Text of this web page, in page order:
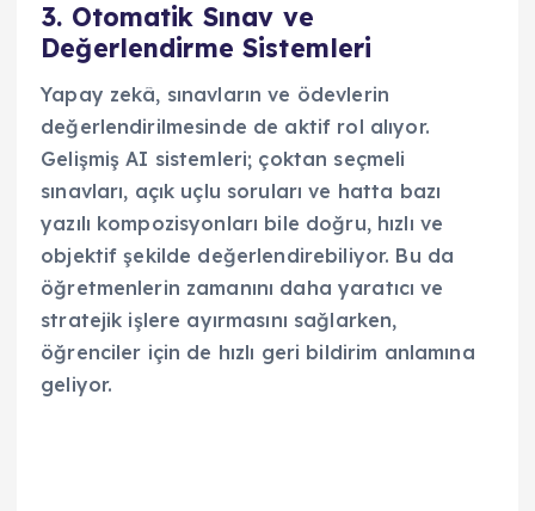
3. Otomatik Sınav ve
Değerlendirme Sistemleri
Yapay zekâ, sınavların ve ödevlerin
değerlendirilmesinde de aktif rol alıyor.
Gelişmiş AI sistemleri; çoktan seçmeli
sınavları, açık uçlu soruları ve hatta bazı
yazılı kompozisyonları bile doğru, hızlı ve
objektif şekilde değerlendirebiliyor. Bu da
öğretmenlerin zamanını daha yaratıcı ve
stratejik işlere ayırmasını sağlarken,
öğrenciler için de hızlı geri bildirim anlamına
geliyor.